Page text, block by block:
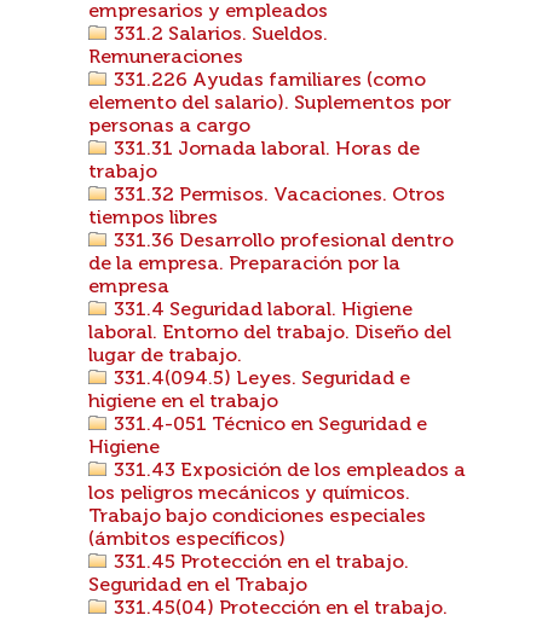
empresarios y empleados
331.2 Salarios. Sueldos.
Remuneraciones
331.226 Ayudas familiares (como
elemento del salario). Suplementos por
personas a cargo
331.31 Jornada laboral. Horas de
trabajo
331.32 Permisos. Vacaciones. Otros
tiempos libres
331.36 Desarrollo profesional dentro
de la empresa. Preparación por la
empresa
331.4 Seguridad laboral. Higiene
laboral. Entorno del trabajo. Diseño del
lugar de trabajo.
331.4(094.5) Leyes. Seguridad e
higiene en el trabajo
331.4-051 Técnico en Seguridad e
Higiene
331.43 Exposición de los empleados a
los peligros mecánicos y químicos.
Trabajo bajo condiciones especiales
(ámbitos específicos)
331.45 Protección en el trabajo.
Seguridad en el Trabajo
331.45(04) Protección en el trabajo.